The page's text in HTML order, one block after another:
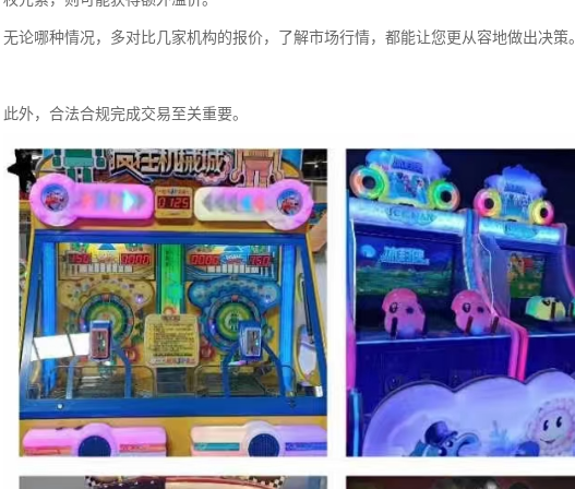
无论哪种情况，多对比几家机构的报价，了解市场行情，都能让您更从容地做出决策
此外，合法合规完成交易至关重要。